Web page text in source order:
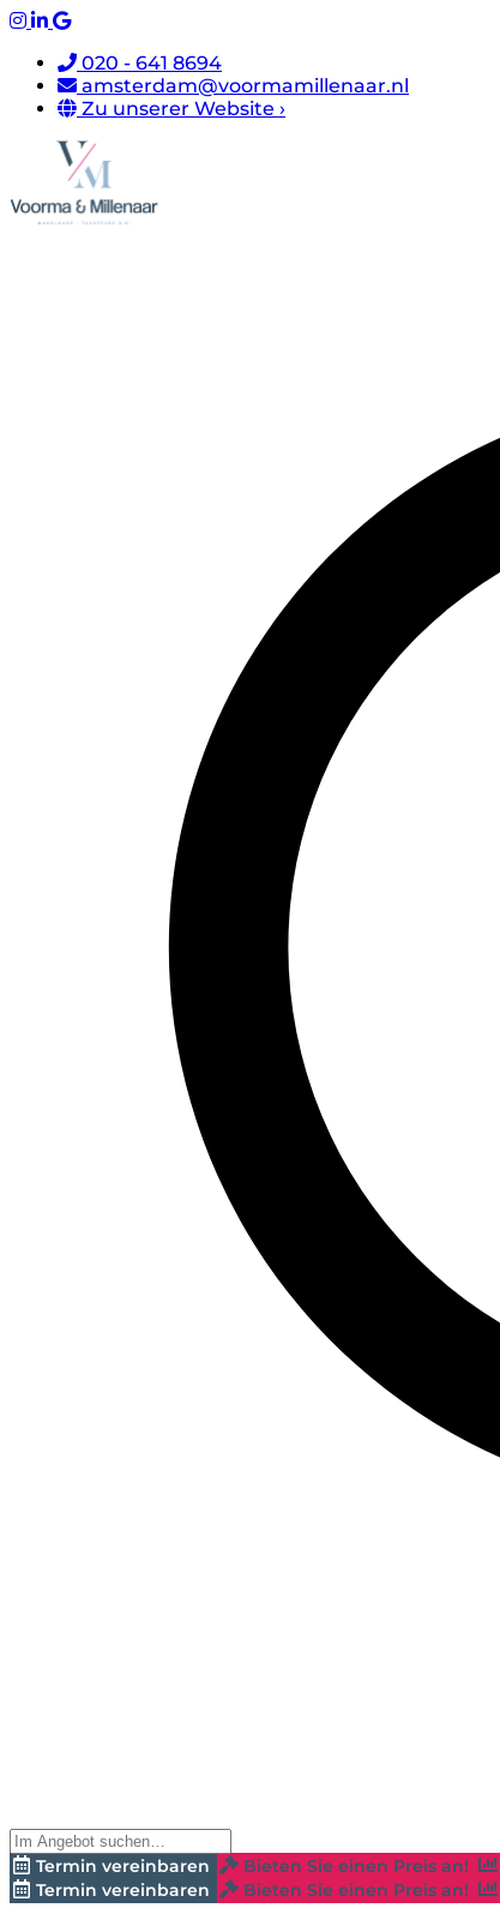
020 - 641 8694
amsterdam@voormamillenaar.nl
Zu unserer Website ›
Termin vereinbaren Bieten Sie einen Preis an!
Termin vereinbaren
Bieten Sie einen Preis an!